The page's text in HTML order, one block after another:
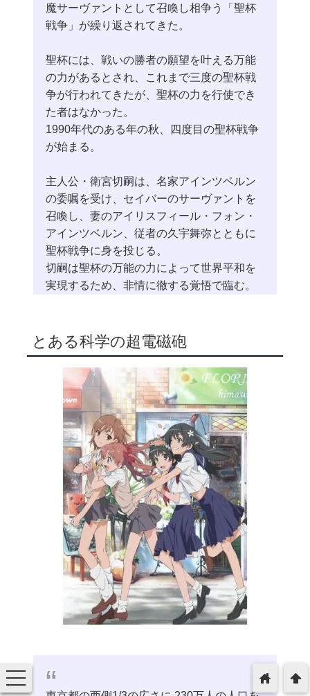
魔サーヴァントとして召喚し相争う「聖杯
戦争」が繰り返されてきた。
聖杯には、戦いの勝者の願望を叶える万能
の力があるとされ、これまで三度の聖杯戦
争が行われてきたが、聖杯の力を行使でき
た者はなかった。
1990年代のある年の秋、四度目の聖杯戦争
が始まる。
主人公・衛宮切嗣は、名家アインツベルン
の委嘱を受け、セイバーのサーヴァントを
召喚し、妻のアイリスフィール・フォン・
アインツベルン、従者の久宇舞弥とともに
聖杯戦争に身を投じる。
切嗣は聖杯の万能の力によって世界平和を
実現するため、非情に徹する覚悟で臨む。
とある科学の超電磁砲
toggle
navigation
arrowup
home